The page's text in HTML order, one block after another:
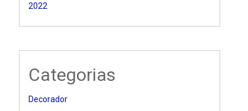
2022
Categorias
Decorador